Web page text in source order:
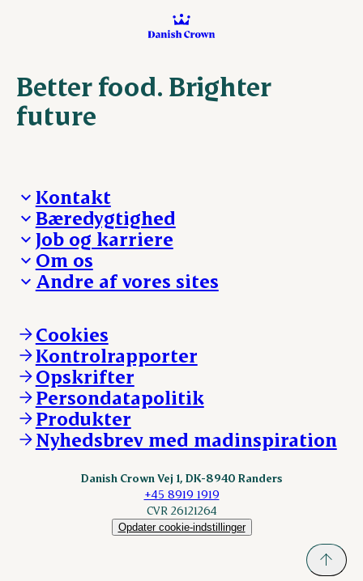
Better food. Brighter
future
Kontakt
Besøg Danish Crown
Presse og nyheder
Reklamationer
Whistleblower
Øvrige henvendelser
Bæredygtighed
Fra jord til bord
Hverdagen
Ansvarlighed og nøgletal
Job og karriere
Arbejd med os
Ledige stillinger
Om os
Hvem er vi
Vores resultater
Vores lokationer
Kontakt
Andre af vores sites
Andelsejere - kreatur
Danishcrownprofessional.com
DAT-Schaub.com
ESS-FOOD.com
Fonden Dansk Gastronomi
KLS.se
nordicspoor.com
Scanhide.dk
Cookies
Kontrolrapporter
Opskrifter
Persondatapolitik
Produkter
Nyhedsbrev med madinspiration
Danish Crown Vej 1, DK-8940 Randers
+45 8919 1919
CVR 26121264
Opdater cookie-indstillinger